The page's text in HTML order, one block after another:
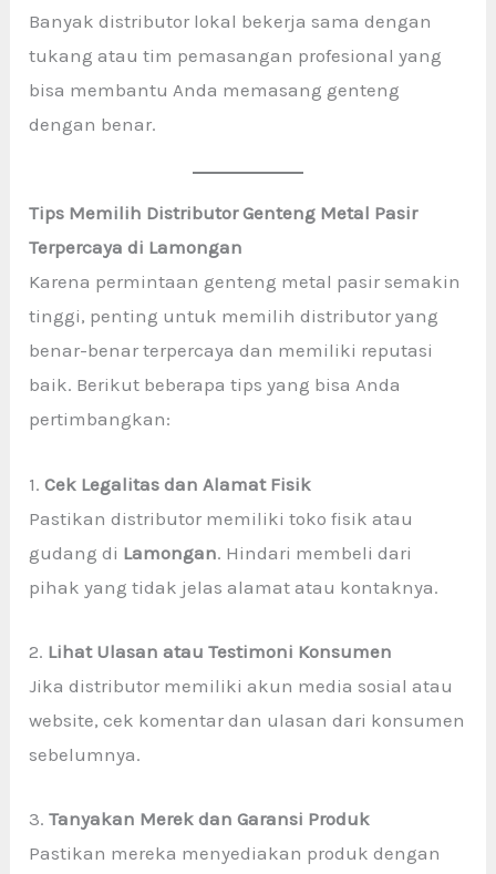
Banyak distributor lokal bekerja sama dengan
tukang atau tim pemasangan profesional yang
bisa membantu Anda memasang genteng
dengan benar.
Tips Memilih Distributor Genteng Metal Pasir
Terpercaya di Lamongan
Karena permintaan genteng metal pasir semakin
tinggi, penting untuk memilih distributor yang
benar-benar terpercaya dan memiliki reputasi
baik. Berikut beberapa tips yang bisa Anda
pertimbangkan:
1.Cek Legalitas dan Alamat Fisik
Pastikan distributor memiliki toko fisik atau
gudang di Lamongan. Hindari membeli dari
pihak yang tidak jelas alamat atau kontaknya.
2. Lihat Ulasan atau Testimoni Konsumen
Jika distributor memiliki akun media sosial atau
website, cek komentar dan ulasan dari konsumen
sebelumnya.
3.Tanyakan Merek dan Garansi Produk
Pastikan mereka menyediakan produk dengan